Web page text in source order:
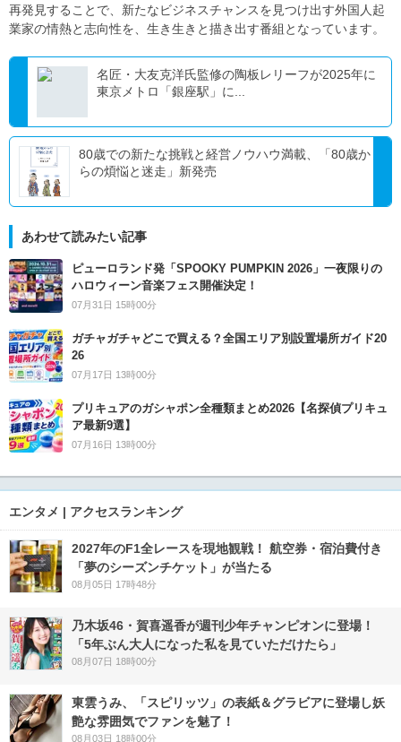
再発見することで、新たなビジネスチャンスを見つけ出す外国人起
業家の情熱と志向性を、生き生きと描き出す番組となっています。
名匠・大友克洋氏監修の陶板レリーフが2025年に
東京メトロ「銀座駅」に...
80歳での新たな挑戦と経営ノウハウ満載、「80歳か
らの煩悩と迷走」新発売
あわせて読みたい記事
ピューロランド発「SPOOKY PUMPKIN 2026」一夜限りの
ハロウィーン音楽フェス開催決定！
07月31日 15時00分
ガチャガチャどこで買える？全国エリア別設置場所ガイド20
26
07月17日 13時00分
プリキュアのガシャポン全種類まとめ2026【名探偵プリキュ
ア最新9選】
07月16日 13時00分
エンタメ | アクセスランキング
2027年のF1全レースを現地観戦！ 航空券・宿泊費付き
「夢のシーズンチケット」が当たる
08月05日 17時48分
乃木坂46・賀喜遥香が週刊少年チャンピオンに登場！
「5年ぶん大人になった私を見ていただけたら」
08月07日 18時00分
東雲うみ、「スピリッツ」の表紙＆グラビアに登場し妖
艶な雰囲気でファンを魅了！
08月03日 18時00分